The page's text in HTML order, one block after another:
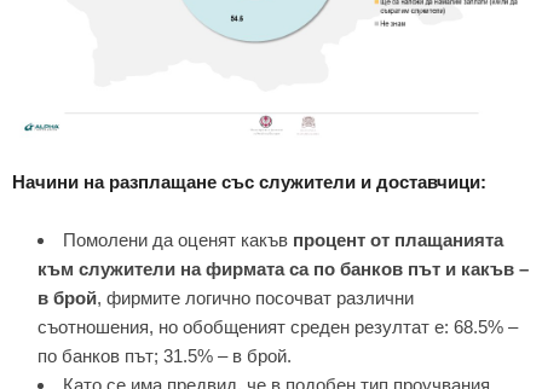
Начини на разплащане със служители и доставчици:
Помолени да оценят какъв процент от плащанията
към служители на фирмата са по банков път и какъв –
в брой, фирмите логично посочват различни
съотношения, но обобщеният среден резултат е: 68.5% –
по банков път; 31.5% – в брой.
Като се има предвид, че в подобен тип проучвания